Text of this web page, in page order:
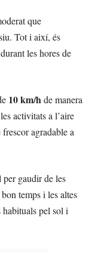
que
Tot i així, és
les hores de
10 km/hde manera
activitats a l’aire
agradable a
per gaudir de les
temps i les altes
habituals pel sol i